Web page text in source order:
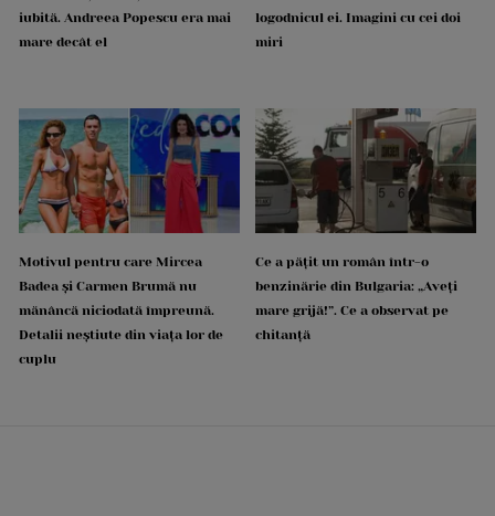
iubită. Andreea Popescu era mai
mare decât el
logodnicul ei. Imagini cu cei doi
miri
Motivul pentru care Mircea
Badea și Carmen Brumă nu
mănâncă niciodată împreună.
Detalii neștiute din viața lor de
cuplu
Ce a pățit un român într-o
benzinărie din Bulgaria: „Aveți
mare grijă!”. Ce a observat pe
chitanță